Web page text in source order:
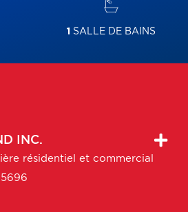
1 SALLE DE BAINS
INC.
résidentiel et commercial